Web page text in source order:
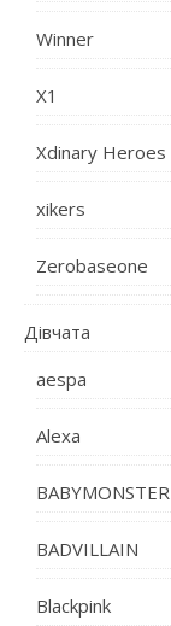
Winner
X1
Xdinary Heroes
xikers
Zerobaseone
Дівчата
aespa
Alexa
BABYMONSTER
BADVILLAIN
Blackpink